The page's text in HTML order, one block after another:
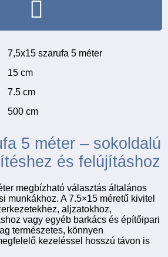
7,5x15 szarufa 5 méter
15 cm
7.5 cm
500 cm
5 méter – sokoldalú
és felújításhoz
megbízható választás általános
munkákhoz. A 7.5×15 méretű kivitel
aljzatokhoz,
vagy egyéb barkács és építőipari
természetes, könnyen
kezeléssel hosszú távon is